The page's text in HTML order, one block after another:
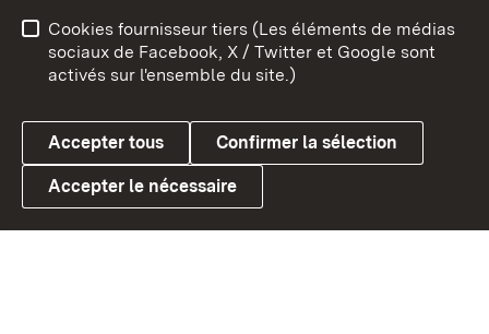
Link zum Landesportal
Conseils d'utilisation
Confidentialité
Cookies
Cookies fournisseur tiers (Les éléments de médias
sociaux de Facebook, X / Twitter et Google sont
activés sur l'ensemble du site.)
Accepter tous Confirmer la sélection
Accepter le nécessaire